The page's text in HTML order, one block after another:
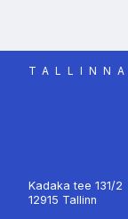
Kadaka tee 131/2
12915 Tallinn